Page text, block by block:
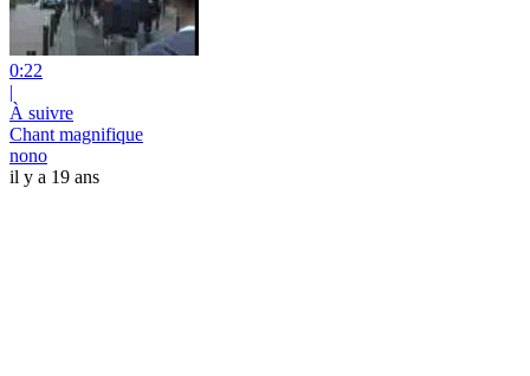
0:22
|
À suivre
Chant magnifique
nono
il y a 19 ans